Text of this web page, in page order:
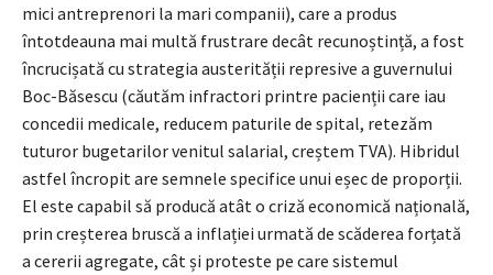
mici antreprenori la mari companii), care a produs
întotdeauna mai multă frustrare decât recunoștință, a fost
încrucișată cu strategia austerității represive a guvernului
Boc-Băsescu (căutăm infractori printre pacienții care iau
concedii medicale, reducem paturile de spital, retezăm
tuturor bugetarilor venitul salarial, creștem TVA). Hibridul
astfel încropit are semnele specifice unui eșec de proporții.
El este capabil să producă atât o criză economică națională,
prin creșterea bruscă a inflației urmată de scăderea forțată
a cererii agregate, cât și proteste pe care sistemul